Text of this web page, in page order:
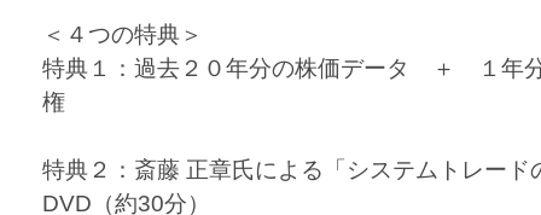
＜４つの特典＞
特典１：過去２０年分の株価データ ＋ １年
権
特典２：斎藤 正章氏による「システムトレード
DVD（約30分）